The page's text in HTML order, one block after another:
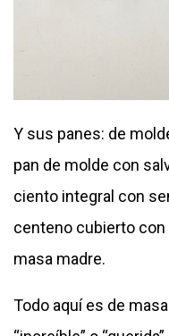
Y sus panes: de
pan de molde con
ciento integral con
centeno cubierto con
masa madre.
Todo aquí es de